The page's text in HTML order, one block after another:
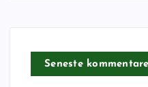
Seneste